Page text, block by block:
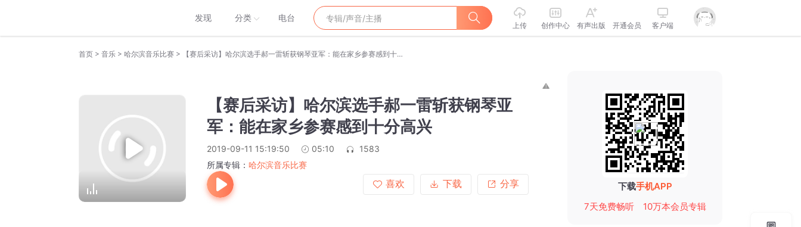
发现 分类 电台
上传 创作中心 有声出版 开通会员 客户端
首页 > 音乐 > 哈尔滨音乐比赛 > 【赛后采访】哈尔滨选手郝一雷斩获钢琴亚军：能在家乡参赛感到十分高兴
【赛后采访】哈尔滨选手郝一雷斩获钢琴亚
军：能在家乡参赛感到十分高兴
2019-09-11 15:19:50 05:10
1583
所属专辑： 哈尔滨音乐比赛
喜欢
下载 分享 下载手机APP
7天免费畅听
10万本会员专辑